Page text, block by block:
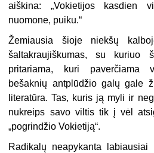
aiškina: „Vokietijos kasdien
nuomone, puiku.“
Žemiausia šioje niekšų
šaltakraujiškumas, su kuriuo
pritariama, kuri paverčiama
bešaknių antplūdžio galų gale
literatūra. Tas, kuris ją myli ir
nukreips savo viltis tik į vėl
„pogrindžio Vokietiją“.
Radikalų neapykanta